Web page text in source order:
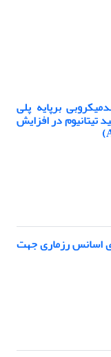
برپایه پلی
تیتانیوم در افزایش
اسانس رزماری جهت